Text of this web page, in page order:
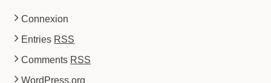
Connexion
Entries RSS
Comments RSS
WordPress.org